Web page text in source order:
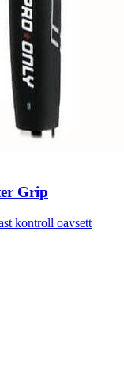
Grip
kontroll oavsett